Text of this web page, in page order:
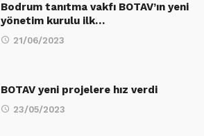
Bodrum tanıtma vakfı BOTAV’ın yeni
yönetim kurulu ilk…
21/06/2023
BOTAV yeni projelere hız verdi
23/05/2023